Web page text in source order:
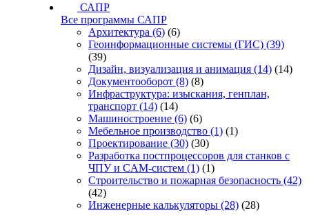
САПР
Все программы САПР
Архитектура (6) (6)
Геоинформационные системы (ГИС) (39)
(39)
Дизайн, визуализация и анимация (14) (14)
Документооборот (8) (8)
Инфраструктура: изыскания, генплан,
транспорт (14) (14)
Машиностроение (6) (6)
Мебельное производство (1) (1)
Проектирование (30) (30)
Разработка постпроцессоров для станков с
ЧПУ и CAM-систем (1) (1)
Строительство и пожарная безопасность (42)
(42)
Инженерные калькуляторы (28) (28)